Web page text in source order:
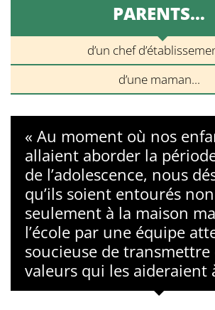
PARENTS…
d’un chef
d’une maman...
« Au moment où nos
allaient aborder la
de l’adolescence, nous
qu’ils soient entourés non
seulement à la maison
l’école par une équipe
soucieuse de transmettre
valeurs qui les aideraient